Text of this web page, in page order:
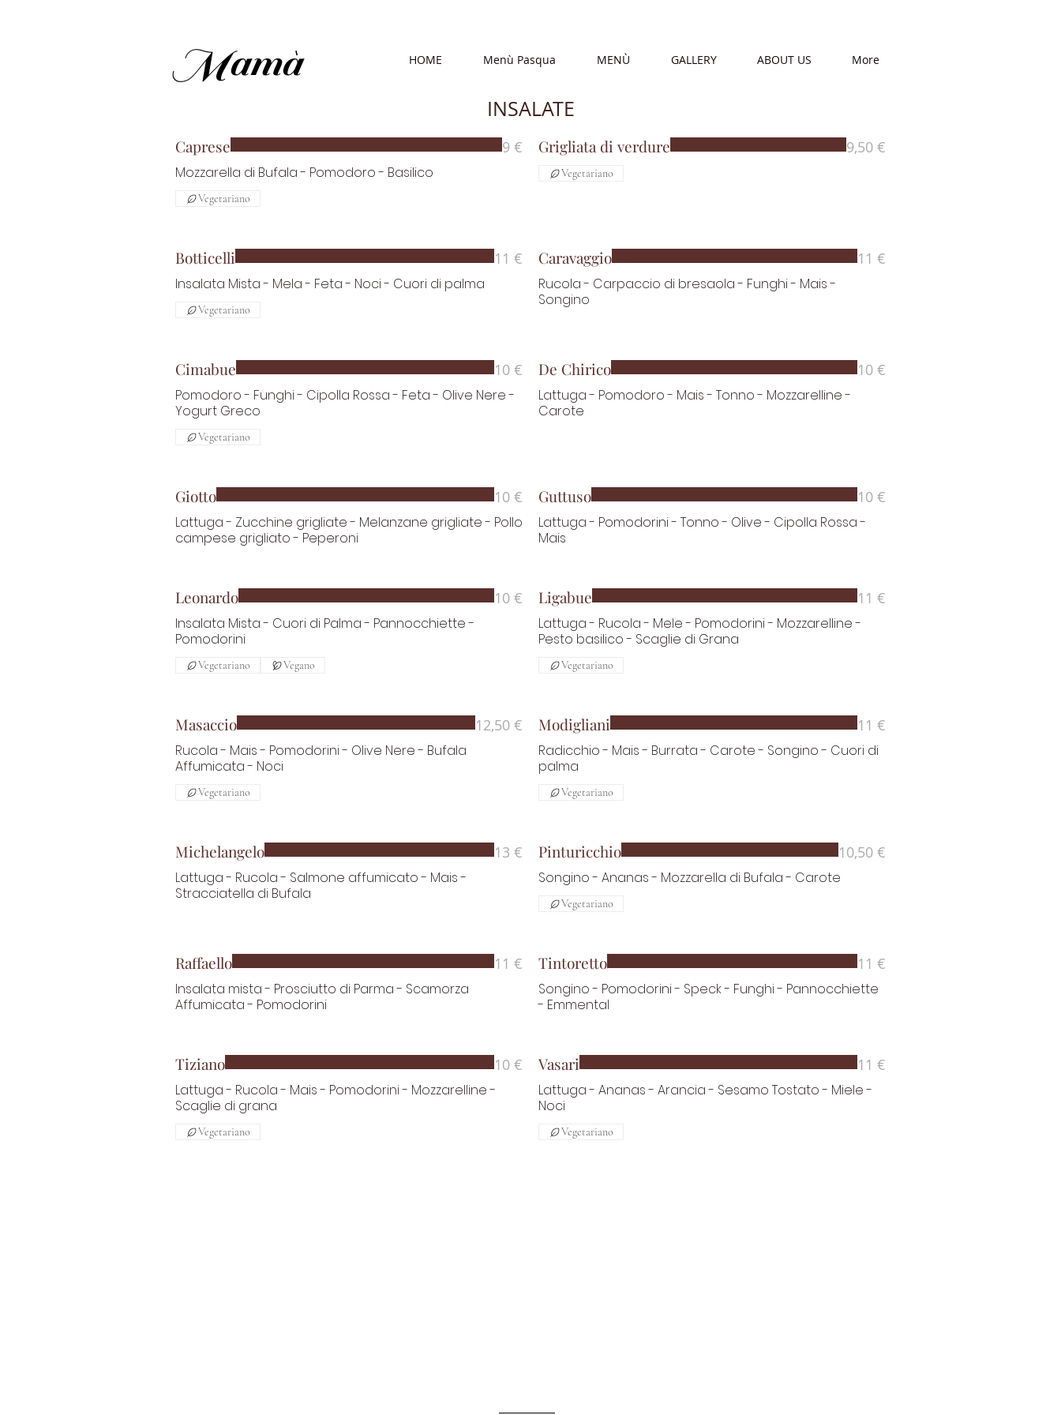
Mamà HOME Menù Pasqua MENÙ GALLERY ABOUT US More
INSALATE
INSALATE
Caprese
Mozzarella di Bufala - Pomodoro - Basilico
9 €
Vegetariano
Grigliata di verdure 9,50 €
Vegetariano
Botticelli
Insalata Mista - Mela - Feta - Noci - Cuori di palma
11 €
Vegetariano
Caravaggio
Rucola - Carpaccio di bresaola - Funghi - Mais -
Songino
11 €
Cimabue
Pomodoro - Funghi - Cipolla Rossa - Feta - Olive Nere -
Yogurt Greco
10 €
Vegetariano
De Chirico
Lattuga - Pomodoro - Mais - Tonno - Mozzarelline -
Carote
10 €
Giotto
Lattuga - Zucchine grigliate - Melanzane grigliate - Pollo
campese grigliato - Peperoni
10 € Guttuso
Lattuga - Pomodorini - Tonno - Olive - Cipolla Rossa -
Mais
10 €
Leonardo
Insalata Mista - Cuori di Palma - Pannocchiette -
Pomodorini
10 €
Vegetariano Vegano
Ligabue
Lattuga - Rucola - Mele - Pomodorini - Mozzarelline -
Pesto basilico - Scaglie di Grana
11 €
Vegetariano
Masaccio
Rucola - Mais - Pomodorini - Olive Nere - Bufala
Affumicata - Noci
12,50 €
Vegetariano
Modigliani
Radicchio - Mais - Burrata - Carote - Songino - Cuori di
palma
11 €
Vegetariano
Michelangelo
Lattuga - Rucola - Salmone affumicato - Mais -
Stracciatella di Bufala
13 € Pinturicchio
Songino - Ananas - Mozzarella di Bufala - Carote
10,50 €
Vegetariano
Raffaello
Insalata mista - Prosciutto di Parma - Scamorza
Affumicata - Pomodorini
11 € Tintoretto
Songino - Pomodorini - Speck - Funghi - Pannocchiette
- Emmental
11 €
Tiziano
Lattuga - Rucola - Mais - Pomodorini - Mozzarelline -
Scaglie di grana
10 €
Vegetariano
Vasari
Lattuga - Ananas - Arancia - Sesamo Tostato - Miele -
Noci
11 €
Vegetariano